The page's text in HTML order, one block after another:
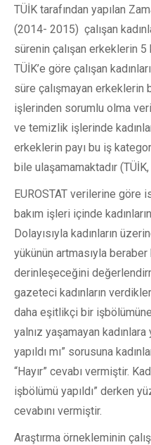
TÜİK tarafından yapılan
(2014- 2015) çalışan
sürenin çalışan erkeklerin
TÜİK’e göre çalışan
süre çalışmayan erkeklerin
işlerinden sorumlu olma
ve temizlik işlerinde
erkeklerin payı bu iş
bile ulaşamamaktadır
EUROSTAT verilerine göre
bakım işleri içinde
Dolayısıyla kadınların
yükünün artmasıyla beraber
derinleşeceğini
gazeteci kadınların
daha eşitlikçi bir
yalnız yaşamayan
yapıldı mı” sorusuna
“Hayır” cevabı vermiştir.
işbölümü yapıldı” derken
cevabını vermiştir.
Araştırma örnekleminin